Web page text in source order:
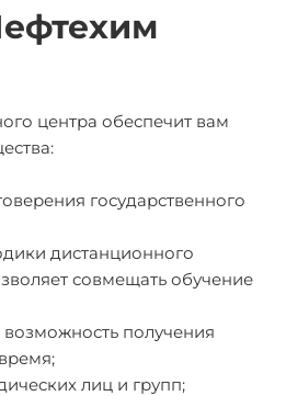
центра обеспечит вам
государственного
дистанционного
совмещать обучение
получения
лиц и групп;